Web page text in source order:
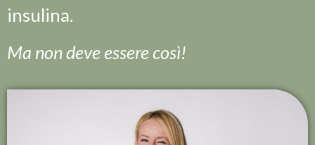
insulina.
Ma non deve essere così!